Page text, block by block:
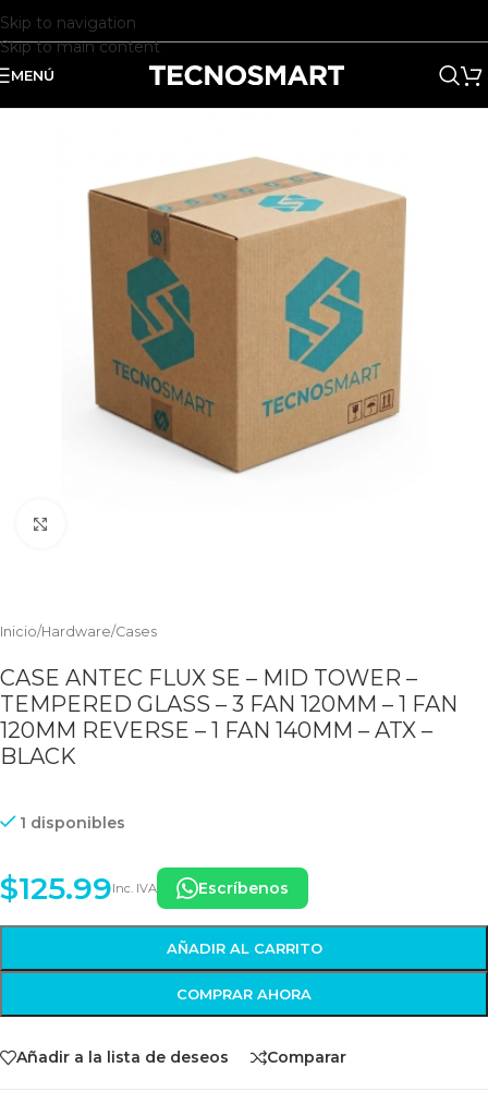
Skip to navigation
Skip to main content
MENÚ
Inicio/Hardware/Cases
CASE ANTEC FLUX SE – MID TOWER –
TEMPERED GLASS – 3 FAN 120MM – 1 FAN
120MM REVERSE – 1 FAN 140MM – ATX –
BLACK
1 disponibles
$125.99Inc. IVA Escríbenos
AÑADIR AL CARRITO
COMPRAR AHORA
Añadir a la lista de deseos Comparar